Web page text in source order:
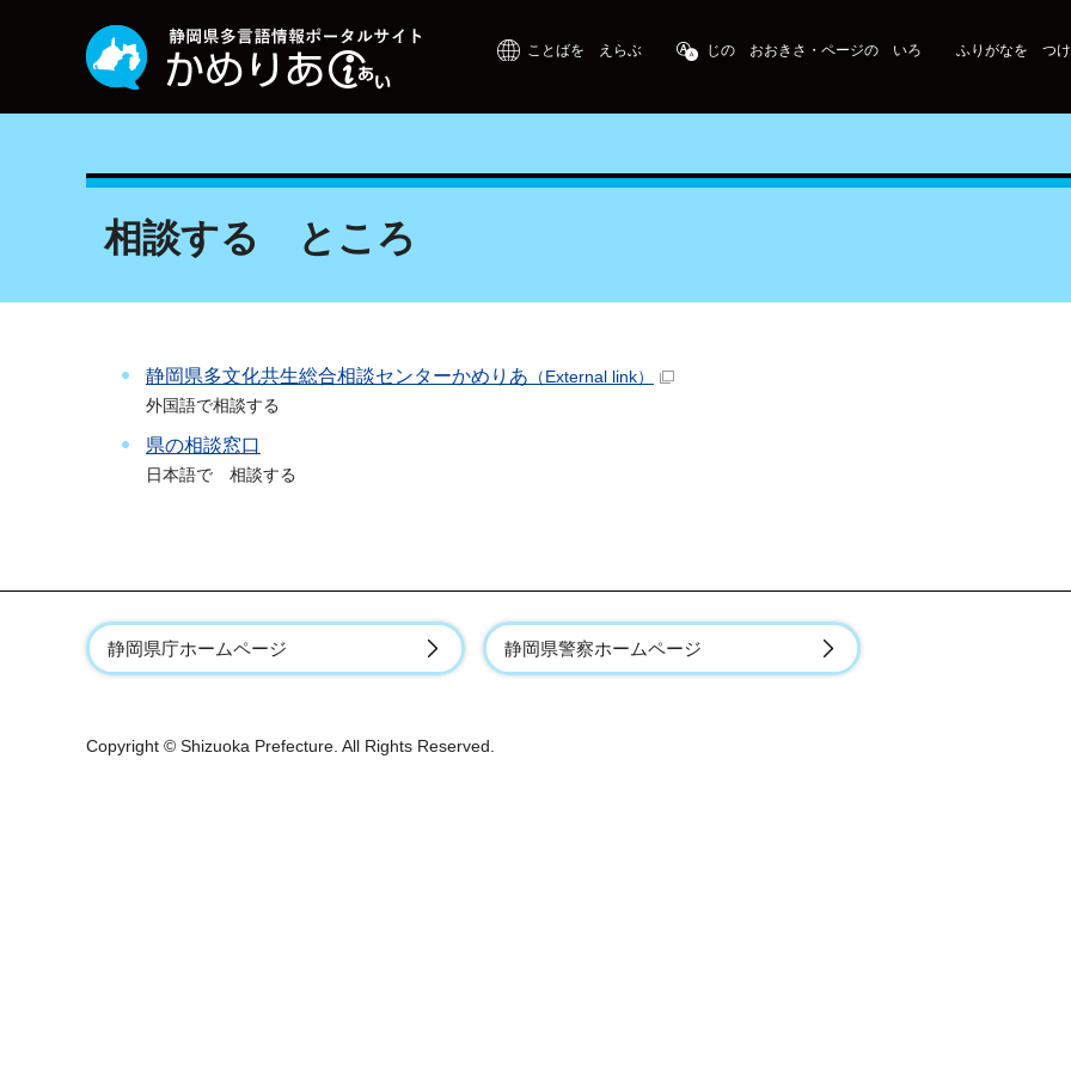
ことばを えらぶ じの おおきさ・ページの いろ ふりがなを つ
相談する ところ
静岡県多文化共生総合相談センターかめりあ （External link）
外国語で相談する
県の相談窓口
日本語で 相談する
静岡県庁ホームページ 静岡県警察ホームページ
Copyright © Shizuoka Prefecture. All Rights Reserved.